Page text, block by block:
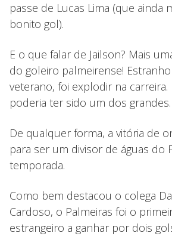
passe de Lucas Lima (que ainda
bonito gol).
E o que falar de Jailson? Mais
do goleiro palmeirense!
veterano, foi explodir na carreira.
poderia ter sido um dos
De qualquer forma, a vitória de
para ser um divisor de águas do
temporada.
Como bem destacou o colega
Cardoso, o Palmeiras foi o
estrangeiro a ganhar por dois